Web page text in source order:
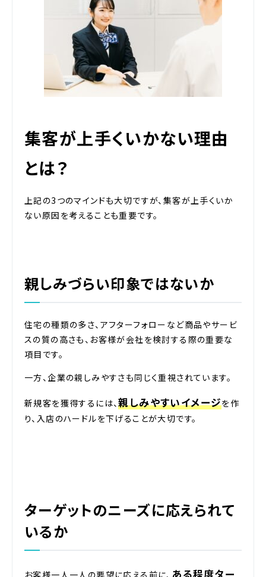
集客が上手くいかない理由
とは？
上記の3つのマインドも大切ですが、集客が上手くいか
ない原因を考えることも重要です。
親しみづらい印象ではないか
住宅の種類の多さ、アフターフォローなど商品やサービ
スの質の高さも、お客様が会社を検討する際の重要な
項目です。
一方、企業の親しみやすさも同じく重視されています。
新規客を獲得するには、親しみやすいイメージを作
り、入店のハードルを下げることが大切です。
ターゲットのニーズに応えられて
いるか